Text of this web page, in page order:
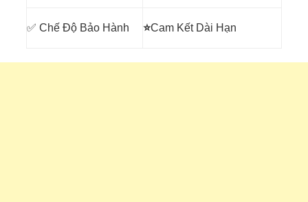
✅ Chế Độ Bảo Hành ⭐Cam Kết Dài Hạn